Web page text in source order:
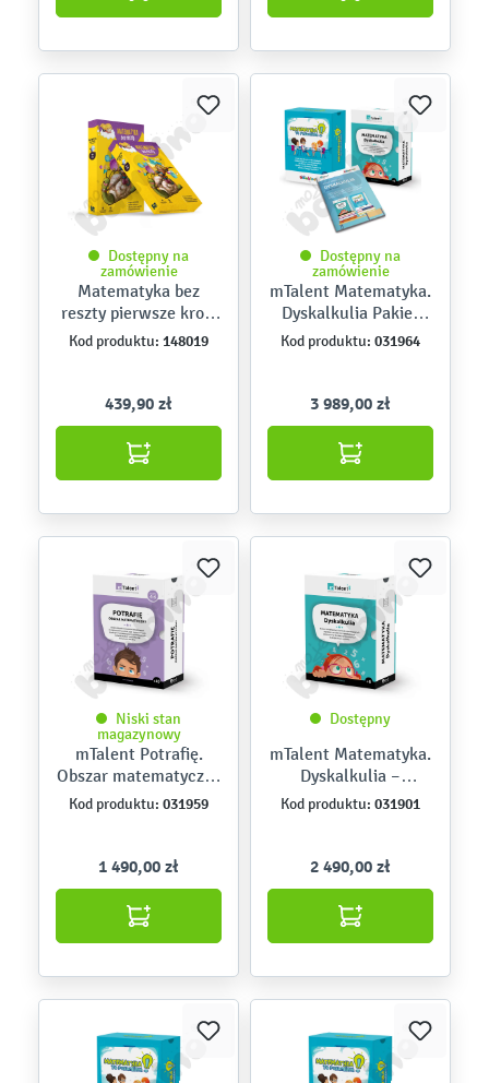
Dostępny na
zamówienie
Matematyka bez
reszty pierwsze kroki
– wznowienie licencji
Kod produktu: 148019
439,90 zł
Dostępny na
zamówienie
mTalent Matematyka.
Dyskalkulia Pakiet
Ekspert – program
multimedialny
Kod produktu: 031964
3 989,00 zł
Niski stan
magazynowy
mTalent Potrafię.
Obszar matematyczny
– program
multimedialny
Kod produktu: 031959
1 490,00 zł
Dostępny
mTalent Matematyka.
Dyskalkulia –
program
multimedialny
Kod produktu: 031901
2 490,00 zł